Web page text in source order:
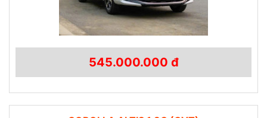
545.000.000 đ